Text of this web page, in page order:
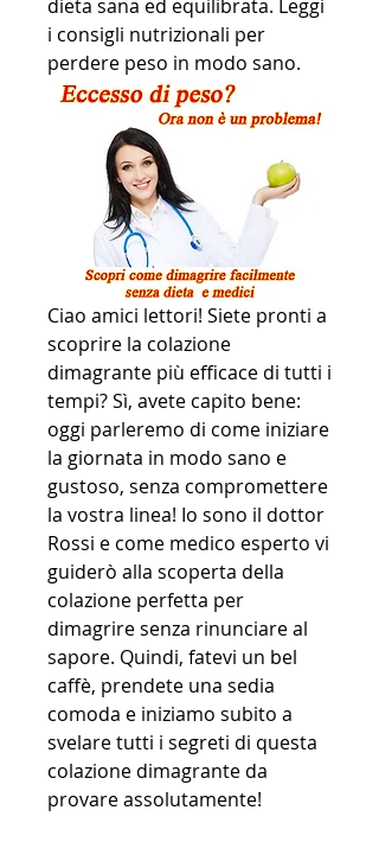
dieta sana ed equilibrata. Leggi
i consigli nutrizionali per
perdere peso in modo sano.
Ciao amici lettori! Siete pronti a
scoprire la colazione
dimagrante più efficace di tutti i
tempi? Sì, avete capito bene:
oggi parleremo di come iniziare
la giornata in modo sano e
gustoso, senza compromettere
la vostra linea! Io sono il dottor
Rossi e come medico esperto vi
guiderò alla scoperta della
colazione perfetta per
dimagrire senza rinunciare al
sapore. Quindi, fatevi un bel
caffè, prendete una sedia
comoda e iniziamo subito a
svelare tutti i segreti di questa
colazione dimagrante da
provare assolutamente!